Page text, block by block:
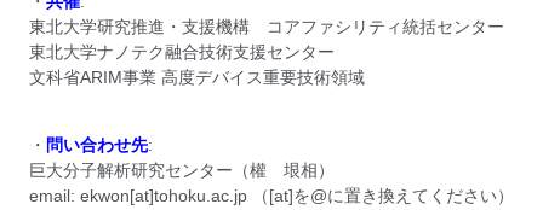
東北大学研究推進・支援機構 コアファシリティ統括センター
東北大学ナノテク融合技術支援センター
文科省ARIM事業 高度デバイス重要技術領域
・ 問い合わせ先:
巨大分子解析研究センター（權 垠相）
email: ekwon[at]tohoku.ac.jp （[at]を@に置き換えてください）